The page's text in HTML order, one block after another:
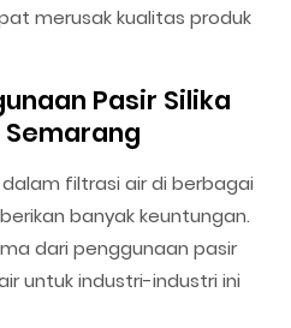
merusak kualitas produk
Pasir Silika
filtrasi air di berbagai
banyak keuntungan.
dari penggunaan pasir
untuk industri-industri ini